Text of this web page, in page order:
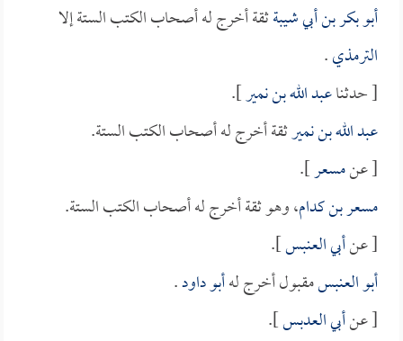
أبو بكر بن أبي شيبةثقة أخرج له أصحاب الكتب الستة إلا
الترمذي.
[ حدثناعبد الله بن نمير].
عبد الله بن نميرثقة أخرج له أصحاب الكتب الستة.
[ عنمسعر].
مسعر بن كدام، وهو ثقة أخرج له أصحاب الكتب الستة.
[ عنأبي العنبس].
أبو العنبسمقبول أخرج لهأبو داود.
[ عنأبي العدبس].